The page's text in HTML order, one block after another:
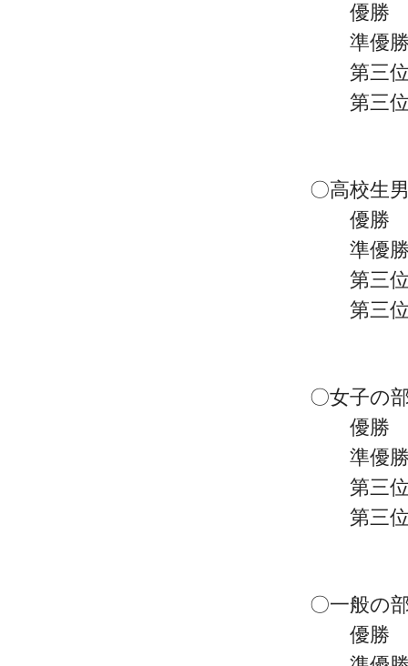
優勝
準優勝
第三位
第三位
〇高校生
優勝
準優勝
第三位
第三位
〇女子の
優勝
準優勝
第三位
第三位
〇一般の
優勝